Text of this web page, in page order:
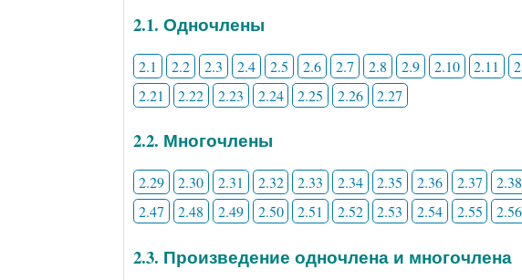
2.1. Одночлены
2.1 2.2 2.3 2.4 2.5 2.6 2.7 2.8 2.9 2.10 2.11
2.21
2.22 2.23 2.24 2.25 2.26 2.27
2.2. Многочлены
2.29 2.30 2.31 2.32 2.33 2.34 2.35 2.36 2.37 2.38
2.47
2.48 2.49 2.50 2.51 2.52 2.53 2.54 2.55 2.56
2.3. Произведение одночлена и многочлена